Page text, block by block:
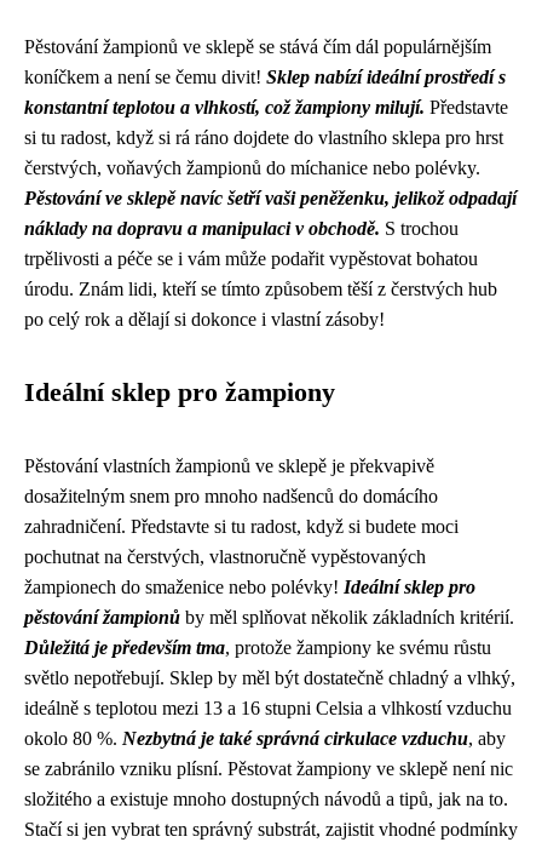
Pěstování žampionů ve sklepě se stává čím dál populárnějším
koníčkem a není se čemu divit! Sklep nabízí ideální prostředí s
konstantní teplotou a vlhkostí, což žampiony milují. Představte
si tu radost, když si rá ráno dojdete do vlastního sklepa pro hrst
čerstvých, voňavých žampionů do míchanice nebo polévky.
Pěstování ve sklepě navíc šetří vaši peněženku, jelikož odpadají
náklady na dopravu a manipulaci v obchodě. S trochou
trpělivosti a péče se i vám může podařit vypěstovat bohatou
úrodu. Znám lidi, kteří se tímto způsobem těší z čerstvých hub
po celý rok a dělají si dokonce i vlastní zásoby!
Ideální sklep pro žampiony
Pěstování vlastních žampionů ve sklepě je překvapivě
dosažitelným snem pro mnoho nadšenců do domácího
zahradničení. Představte si tu radost, když si budete moci
pochutnat na čerstvých, vlastnoručně vypěstovaných
žampionech do smaženice nebo polévky! Ideální sklep pro
pěstování žampionů by měl splňovat několik základních kritérií.
Důležitá je především tma, protože žampiony ke svému růstu
světlo nepotřebují. Sklep by měl být dostatečně chladný a vlhký,
ideálně s teplotou mezi 13 a 16 stupni Celsia a vlhkostí vzduchu
okolo 80 %. Nezbytná je také správná cirkulace vzduchu, aby
se zabránilo vzniku plísní. Pěstovat žampiony ve sklepě není nic
složitého a existuje mnoho dostupných návodů a tipů, jak na to.
Stačí si jen vybrat ten správný substrát, zajistit vhodné podmínky